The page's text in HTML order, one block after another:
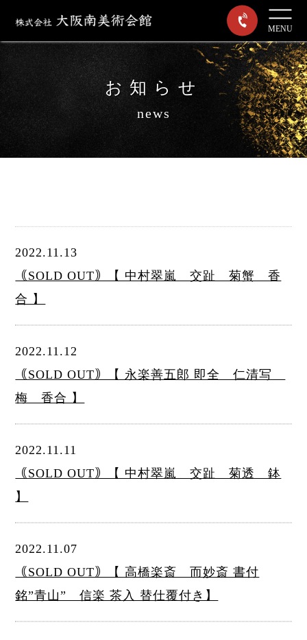
MENU
お知らせ
news
2022.11.13
｟SOLD OUT｠【 中村翠嵐 交趾 菊蟹 香
合 】
2022.11.12
｟SOLD OUT｠【 永楽善五郎 即全 仁清写
梅 香合 】
2022.11.11
｟SOLD OUT｠【 中村翠嵐 交趾 菊透 鉢
】
2022.11.07
｟SOLD OUT｠【 高橋楽斎 而妙斎 書付
銘”青山” 信楽 茶入 替仕覆付き】